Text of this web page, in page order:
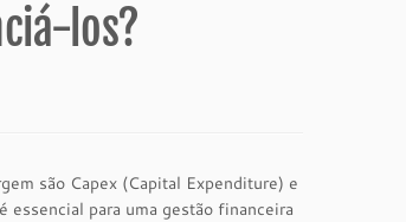
los?
são Capex (Capital Expenditure) e
para uma gestão financeira